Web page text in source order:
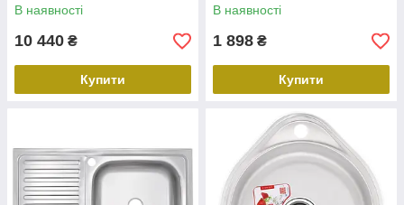
В наявності
10 440 ₴
Купити
В наявності
1 898 ₴
Купити